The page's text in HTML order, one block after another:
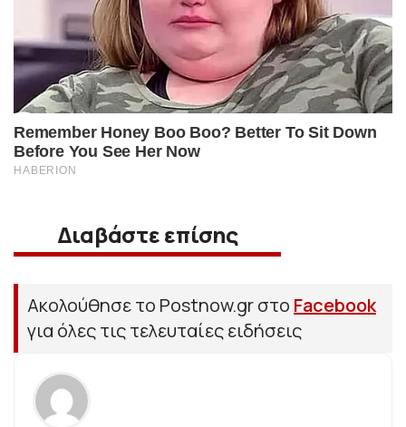
Διαβάστε επίσης
Ακολούθησε το Postnow.gr στο Facebook
για όλες τις τελευταίες ειδήσεις